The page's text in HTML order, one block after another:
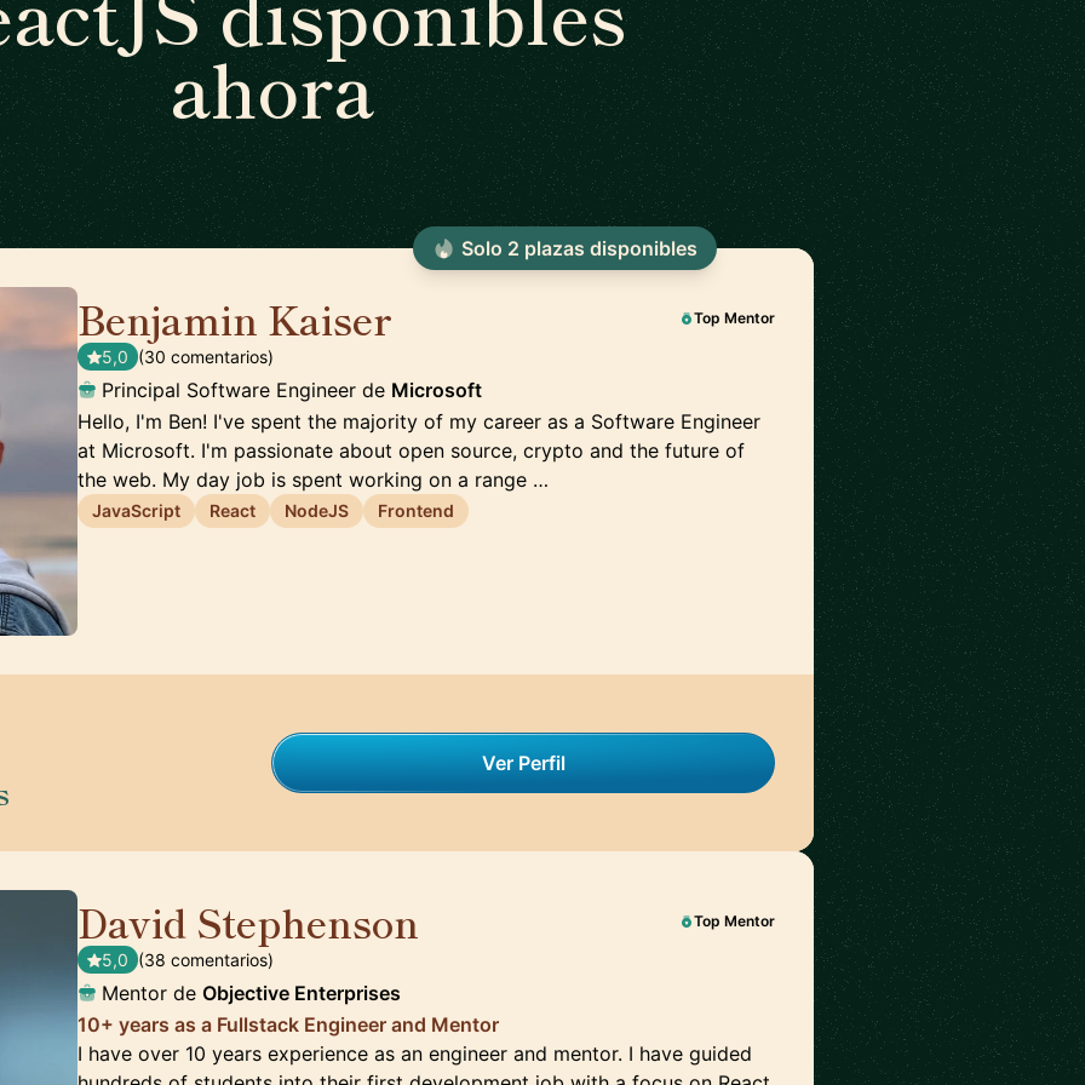
ahora
Benjamin Kaiser Top Mentor
5,0 (30 comentarios)
Principal Software Engineer de Microsoft
Hello, I'm Ben! I've spent the majority of my career as a Software Engineer
at Microsoft. I'm passionate about open source, crypto and the future of
the web. My day job is spent working on a range …
JavaScript React NodeJS Frontend
Ver Perfil
Solo 2 plazas disponibles
David Stephenson Top Mentor
5,0 (38 comentarios)
Mentor de Objective Enterprises
10+ years as a Fullstack Engineer and Mentor
I have over 10 years experience as an engineer and mentor. I have guided